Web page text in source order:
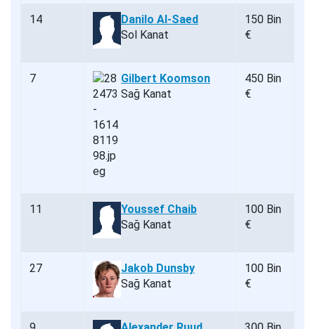
14
Danilo Al-Saed
Sol Kanat
150 Bin
€
7
Gilbert Koomson
Sağ Kanat
450 Bin
€
11
Youssef Chaib
Sağ Kanat
100 Bin
€
27
Jakob Dunsby
Sağ Kanat
100 Bin
€